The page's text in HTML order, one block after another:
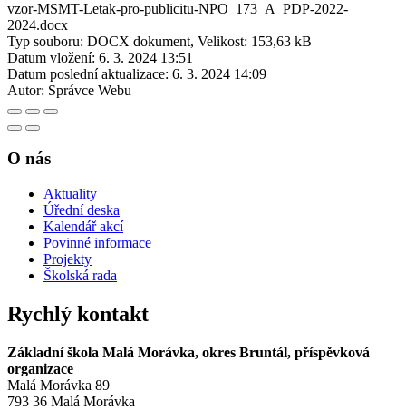
vzor-MSMT-Letak-pro-publicitu-NPO_173_A_PDP-2022-
2024.docx
Typ souboru: DOCX dokument, Velikost: 153,63 kB
Datum vložení: 6. 3. 2024 13:51
Datum poslední aktualizace: 6. 3. 2024 14:09
Autor: Správce Webu
O nás
Aktuality
Úřední deska
Kalendář akcí
Povinné informace
Projekty
Školská rada
Rychlý kontakt
Základní škola Malá Morávka, okres Bruntál, příspěvková
organizace
Malá Morávka 89
793 36 Malá Morávka